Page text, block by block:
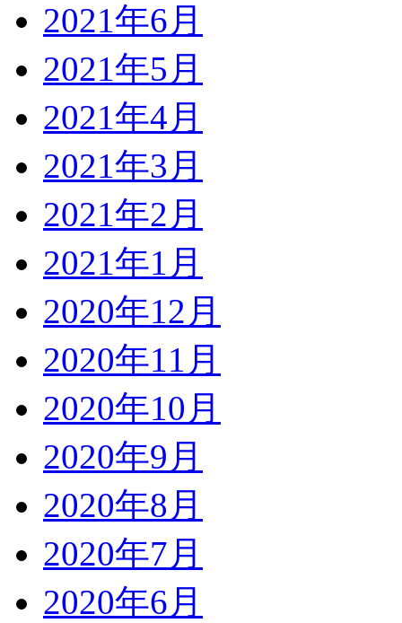
2021年6月
2021年5月
2021年4月
2021年3月
2021年2月
2021年1月
2020年12月
2020年11月
2020年10月
2020年9月
2020年8月
2020年7月
2020年6月